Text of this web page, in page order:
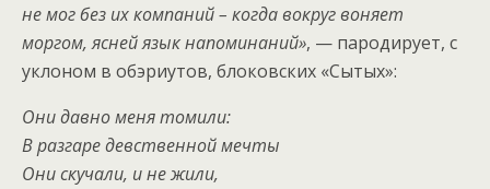
не мог без их компаний – когда вокруг воняет
моргом, ясней язык напоминаний», — пародирует, с
уклоном в обэриутов, блоковских «Сытых»:
Они давно меня томили:
В разгаре девственной мечты
Они скучали, и не жили,